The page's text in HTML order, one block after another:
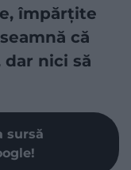
împărțite
că
nici să
sursă